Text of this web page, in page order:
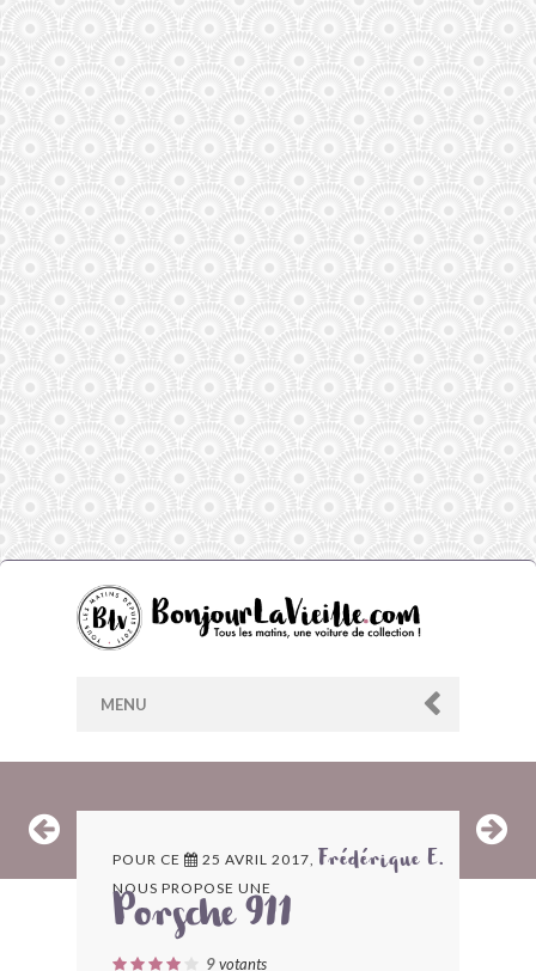
MENU
ARCHIVES
LES CONTRIBUTEURS
POUR CE 25 AVRIL 2017, Frédérique E.
NOUS PROPOSE UNE
Porsche 911
9votants